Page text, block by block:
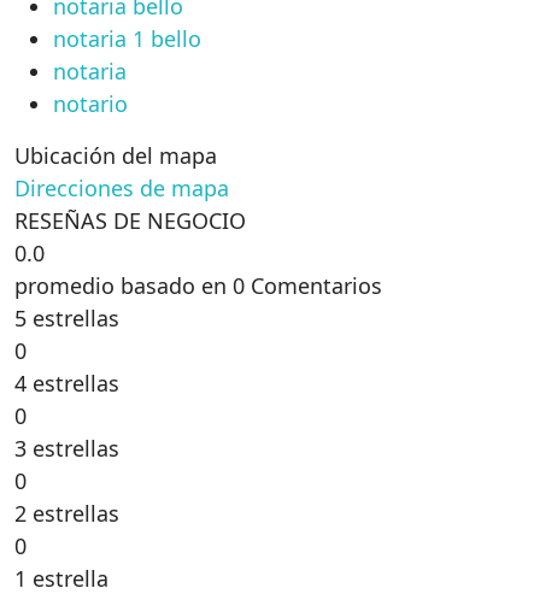
notaria bello
notaria 1 bello
notaria
notario
Ubicación del mapa
Direcciones de mapa
RESEÑAS DE NEGOCIO
0.0
promedio basado en 0 Comentarios
5 estrellas
0
4 estrellas
0
3 estrellas
0
2 estrellas
0
1 estrella